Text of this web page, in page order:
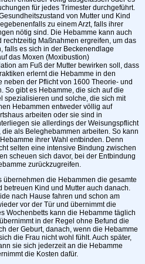
für jedes Trimester durchgeführt.
von Mutter und Kind
zu einem Arzt, falls ihrer
nötig sind. Die Hebamme kann auch
Maßnahmen ergreifen, um das
falls es sich in der Beckenendlage
das Moxen (Moxibustion)
am Fuß der Mutter bewirken soll, dass
erlernt die Hebamme in den
der Pflicht von 1600 Theorie- und
So gibt es Hebamme, die sich auf die
spezialisieren und solche, die sich mit
Hebammen entweder völlig auf
arbeiten oder sie sind in
sie allerdings der Weisungspflicht
als Beleghebammen arbeiten. So kann
ihrer Wahl entbinden. Denn
selten eine intensive Bindung zwischen
scheuen sich davor, bei der Entbindung
zurückzugreifen.
übernehmen die Hebammen die gesamte
betreuen Kind und Mutter auch danach.
nach Hause fahren und schon am
vor der Tür und übernimmt die
Wochenbetts kann die Hebamme täglich
in der Regel ohne Befund die
der Geburt, danach, wenn die Hebamme
die Frau nicht wohl fühlt. Auch später,
sie sich jederzeit an die Hebamme
die Kosten dafür.